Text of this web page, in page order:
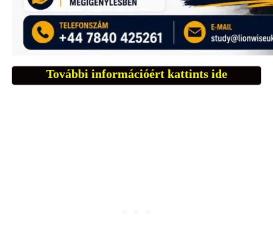
További információért kattints ide